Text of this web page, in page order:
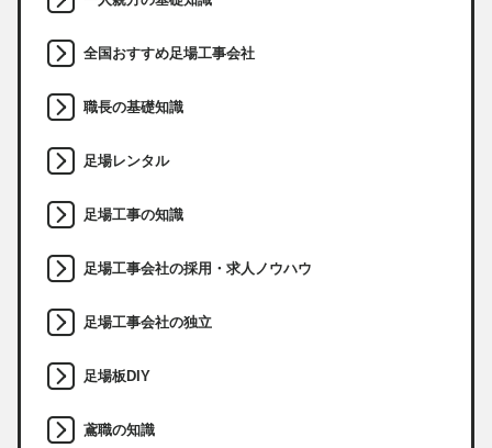
全国おすすめ足場工事会社
職長の基礎知識
足場レンタル
足場工事の知識
足場工事会社の採用・求人ノウハウ
足場工事会社の独立
足場板DIY
鳶職の知識